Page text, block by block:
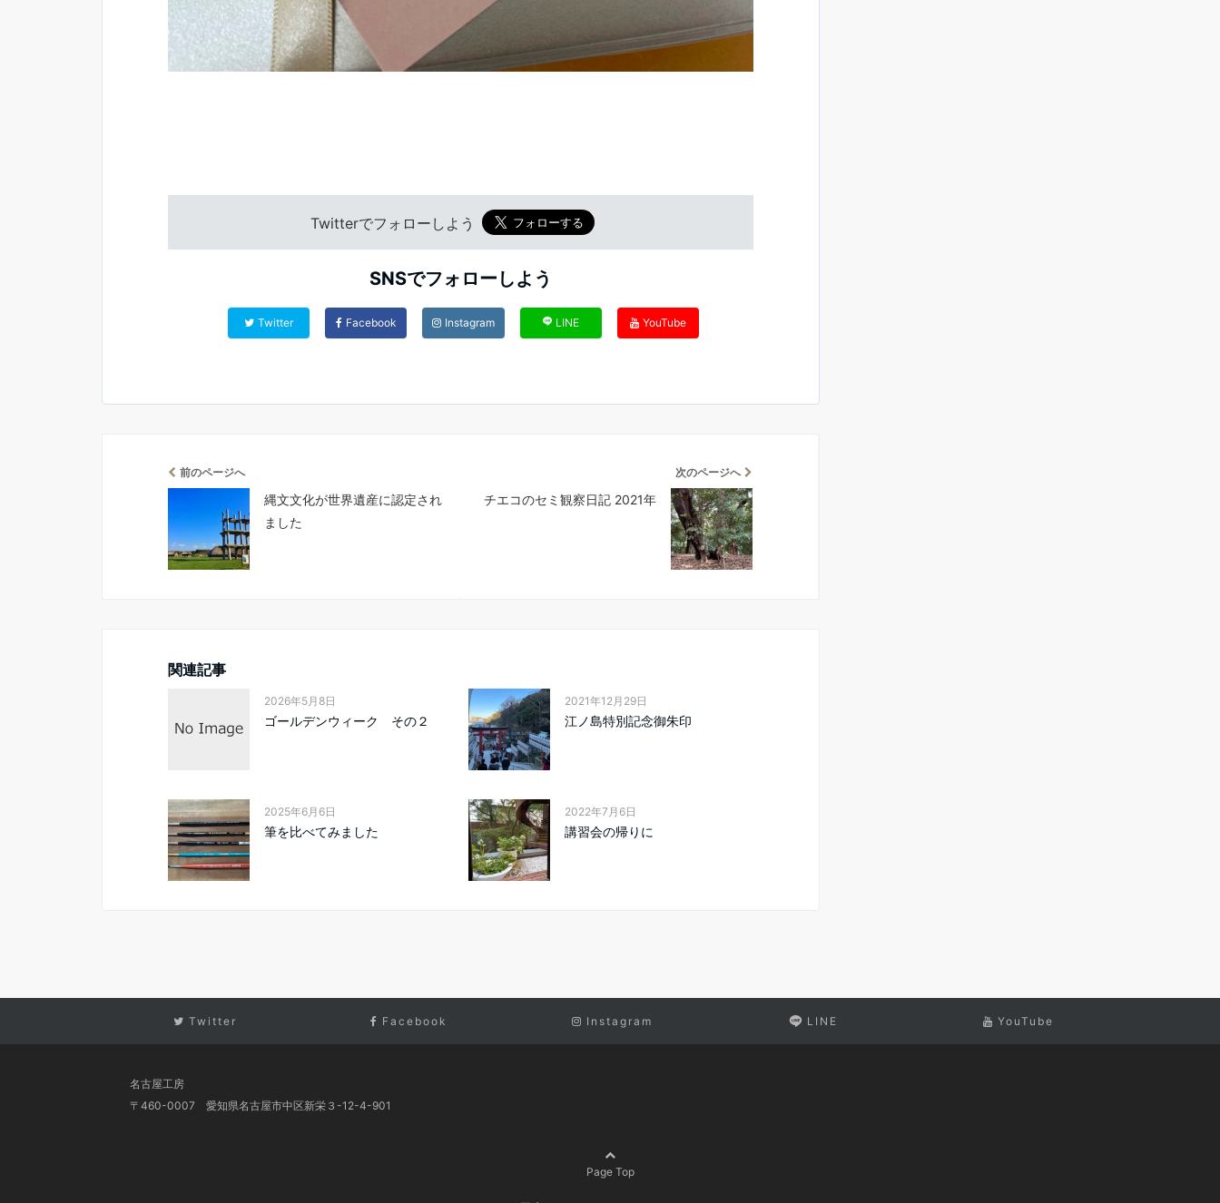
Twitterでフォローしよう
SNSでフォローしよう
Twitter Facebook Instagram LINE YouTube
前のページへ
縄文文化が世界遺産に認定され
ました
次のページへ
チエコのセミ観察日記 2021年
関連記事
2026年5月8日
ゴールデンウィーク その２
2021年12月29日
江ノ島特別記念御朱印
2025年6月6日
筆を比べてみました
2022年7月6日
講習会の帰りに
Twitter Facebook Instagram LINE YouTube
名古屋工房
〒460-0007 愛知県名古屋市中区新栄３-12-4-901
Page Top